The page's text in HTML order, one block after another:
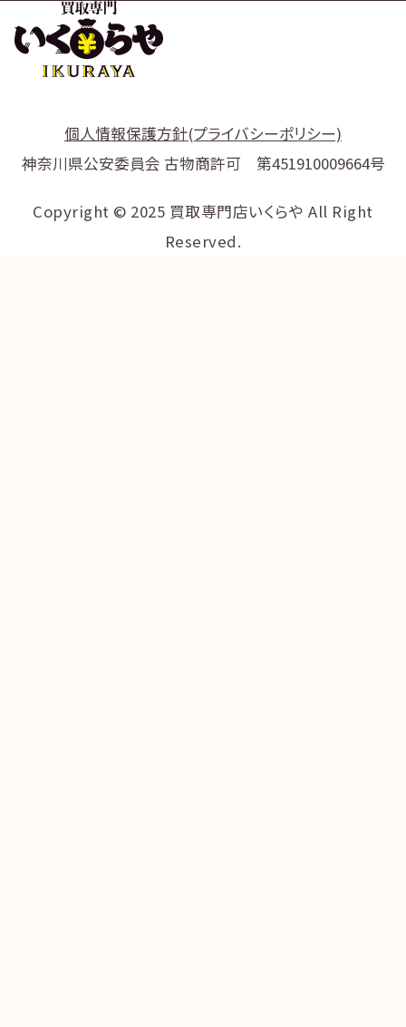
個人情報保護方針(プライバシーポリシー)
神奈川県公安委員会 古物商許可 第451910009664号
Copyright © 2025 買取専門店いくらや All Right
Reserved.